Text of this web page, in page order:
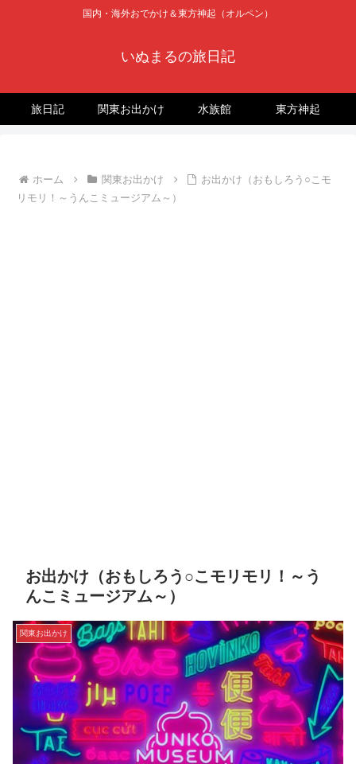
国内・海外おでかけ＆東方神起（オルペン）
いぬまるの旅日記
旅日記 関東お出かけ 水族館 東方神起
ホーム 関東お出かけ
お出かけ（おもしろう○こモ
リモリ！～うんこミュージアム～）
お出かけ（おもしろう○こモリモリ！～う
んこミュージアム～）
関東お出かけ